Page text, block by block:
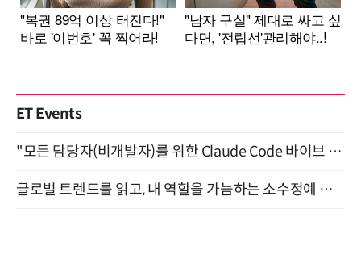
ET Events
"모든 담당자(비개발자)를 위한 Claude Code 바이브 코딩 2-day 부트캠프" 9월 16~17일 개최
글로벌 트렌드를 읽고, 내 역할을 가늠하는 소수정예 실습 워크숍 (8/28)